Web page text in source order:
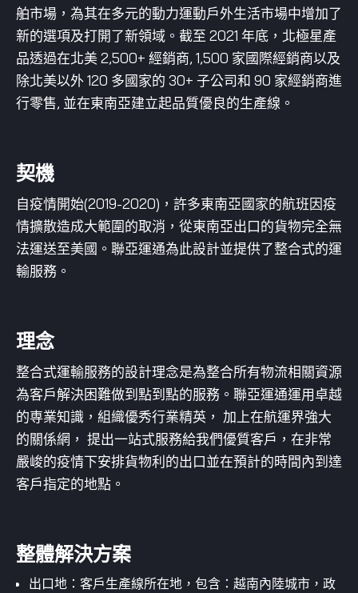
舶市場，為其在多元的動力運動戶外生活市場中增加了
新的選項及打開了新領域。截至 2021 年底，北極星產
品透過在北美 2,500+ 經銷商, 1,500 家國際經銷商以及
除北美以外 120 多國家的 30+ 子公司和 90 家經銷商進
行零售, 並在東南亞建立起品質優良的生產線。
契機
自疫情開始(2019-2020)，許多東南亞國家的航班因疫
情擴散造成大範圍的取消，從東南亞出口的貨物完全無
法運送至美國。聯亞運通為此設計並提供了整合式的運
輸服務。
理念
整合式運輸服務的設計理念是為整合所有物流相關資源
為客戶解決困難做到點到點的服務。聯亞運通運用卓越
的専業知識，組織優秀行業精英， 加上在航運界強大
的關係網， 提出一站式服務給我們優質客戶，在非常
嚴峻的疫情下安排貨物利的出口並在預計的時間內到達
客戶指定的地點。
整體解決方案
出口地：客戶生產線所在地，包含：越南內陸城市，政